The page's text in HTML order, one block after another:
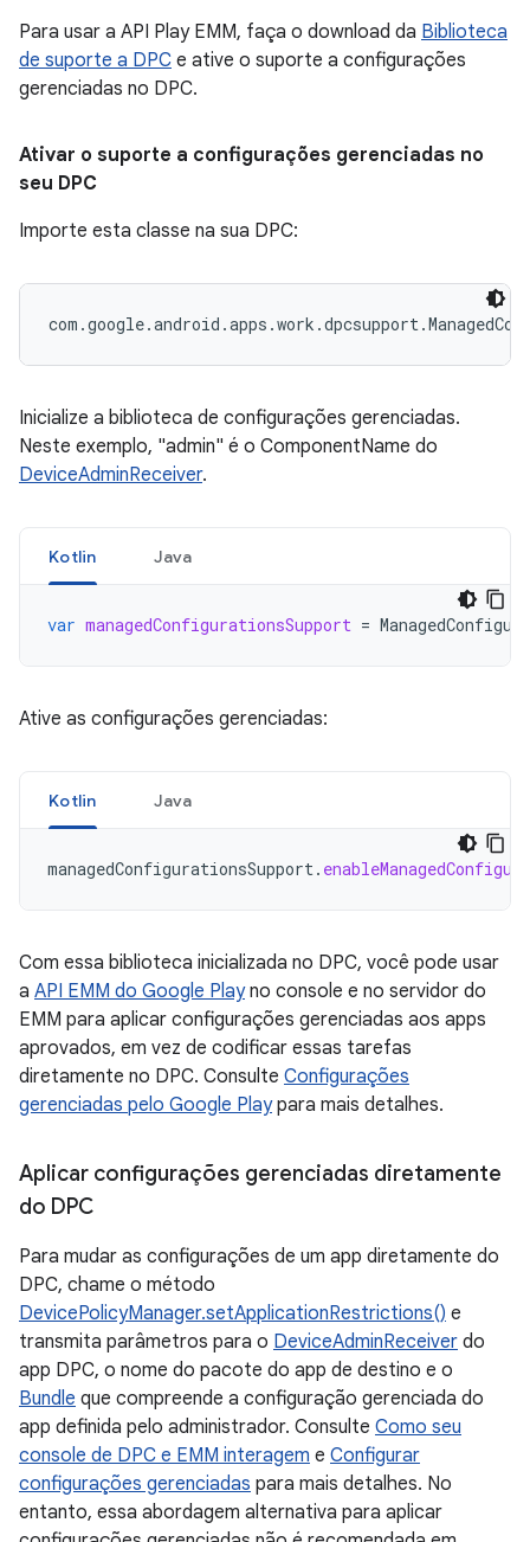
Para usar a API Play EMM, faça o download da Biblioteca
de suporte a DPC e ative o suporte a configurações
gerenciadas no DPC.
Ativar o suporte a configurações gerenciadas no
seu DPC
Importe esta classe na sua DPC:
Inicialize a biblioteca de configurações gerenciadas.
Neste exemplo, "admin" é o ComponentName do
DeviceAdminReceiver.
Kotlin Java
var managedConfigurationsSupport =
Ative as configurações gerenciadas:
Kotlin Java
managedConfigurationsSupport.
Com essa biblioteca inicializada no DPC, você pode usar
a API EMM do Google Playno console e no servidor do
EMM para aplicar configurações gerenciadas aos apps
aprovados, em vez de codificar essas tarefas
diretamente no DPC. Consulte Configurações
gerenciadas pelo Google Playpara mais detalhes.
Aplicar configurações gerenciadas diretamente
do DPC
Para mudar as configurações de um app diretamente do
DPC, chame o método
DevicePolicyManager.setApplicationRestrictions() e
transmita parâmetros para o DeviceAdminReceiver do
app DPC, o nome do pacote do app de destino e o
Bundle que compreende a configuração gerenciada do
app definida pelo administrador. Consulte Como seu
console de DPC e EMM interagem e Configurar
configurações gerenciadas para mais detalhes. No
entanto, essa abordagem alternativa para aplicar